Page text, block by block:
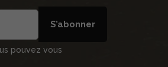
S’abonner
pouvez vous